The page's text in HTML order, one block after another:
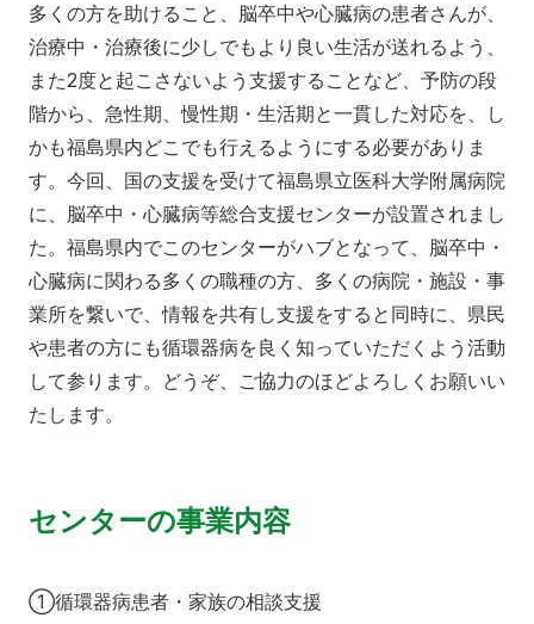
多くの方を助けること、脳卒中や心臓病の患者さんが、
治療中・治療後に少しでもより良い生活が送れるよう、
また2度と起こさないよう支援することなど、予防の段
階から、急性期、慢性期・生活期と一貫した対応を、し
かも福島県内どこでも行えるようにする必要がありま
す。今回、国の支援を受けて福島県立医科大学附属病院
に、脳卒中・心臓病等総合支援センターが設置されまし
た。福島県内でこのセンターがハブとなって、脳卒中・
心臓病に関わる多くの職種の方、多くの病院・施設・事
業所を繋いで、情報を共有し支援をすると同時に、県民
や患者の方にも循環器病を良く知っていただくよう活動
して参ります。どうぞ、ご協力のほどよろしくお願いい
たします。
センターの事業内容
①循環器病患者・家族の相談支援